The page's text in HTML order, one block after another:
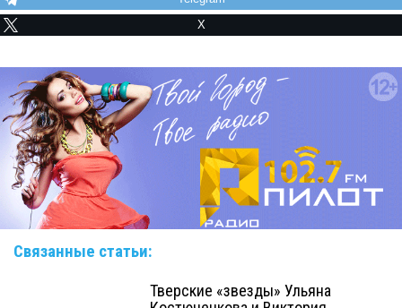
X
Связанные статьи:
Тверские «звезды» Ульяна